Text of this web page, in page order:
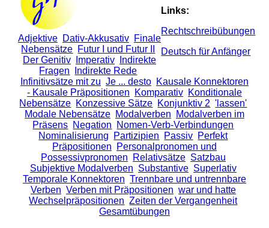
Links:
Rechtschreibübungen
Deutsch für Anfänger
Adjektive Dativ-Akkusativ Finale
Nebensätze Futur I und Futur II
Der Genitiv
Imperativ
Indirekte
Fragen
Indirekte Rede
Infinitivsätze mit zu Je ... desto Kausale Konnektoren
- Kausale Präpositionen
Komparativ Konditionale
Nebensätze Konzessive Sätze Konjunktiv 2 'lassen'
Modale Nebensätze Modalverben
Modalverben im
Präsens Negation
Nomen-Verb-Verbindungen
Nominalisierung
Partizipien Passiv Perfekt
Präpositionen
Personalpronomen und
Possessivpronomen
Relativsätze Satzbau
Subjektive Modalverben Substantive Superlativ
Temporale Konnektoren Trennbare und untrennbare
Verben Verben mit Präpositionen war und hatte
Wechselpräpositionen Zeiten der Vergangenheit
Gesamtübungen